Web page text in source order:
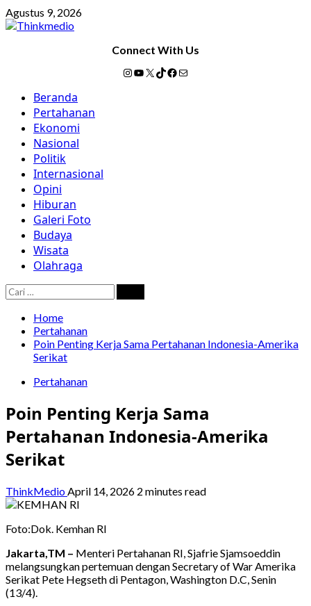
Skip
to
Agustus 9, 2026
Connect With Us
Instagram
YouTube
X TikTok
Facebook
Mail
Primary
Menu
Beranda
Pertahanan
Ekonomi
Nasional
Politik
Internasional
Opini
Hiburan
Galeri Foto
Budaya
Wisata
Olahraga
Cari
untuk:
Home
Pertahanan
Poin Penting Kerja Sama Pertahanan Indonesia-Amerika
Serikat
Pertahanan
Poin Penting Kerja Sama
Pertahanan Indonesia-Amerika
Serikat
ThinkMedioApril 14, 2026 2 minutes read
Foto:Dok. Kemhan RI
Jakarta,TM – Menteri Pertahanan RI, Sjafrie Sjamsoeddin
melangsungkan pertemuan dengan Secretary of War Amerika
Serikat Pete Hegseth di Pentagon, Washington D.C, Senin
(13/4).